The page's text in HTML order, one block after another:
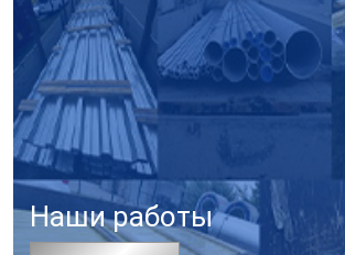
Наши работы